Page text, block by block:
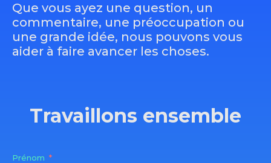
Que vous ayez une question, un
commentaire, une préoccupation ou
une grande idée, nous pouvons vous
aider à faire avancer les choses.
Travaillons ensemble
Prénom